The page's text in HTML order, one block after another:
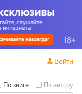
По книге По автору
Войти